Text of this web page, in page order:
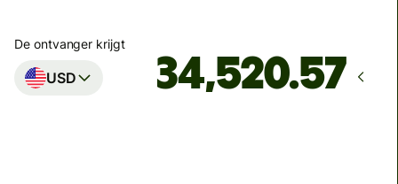
De ontvanger krijgt
USD